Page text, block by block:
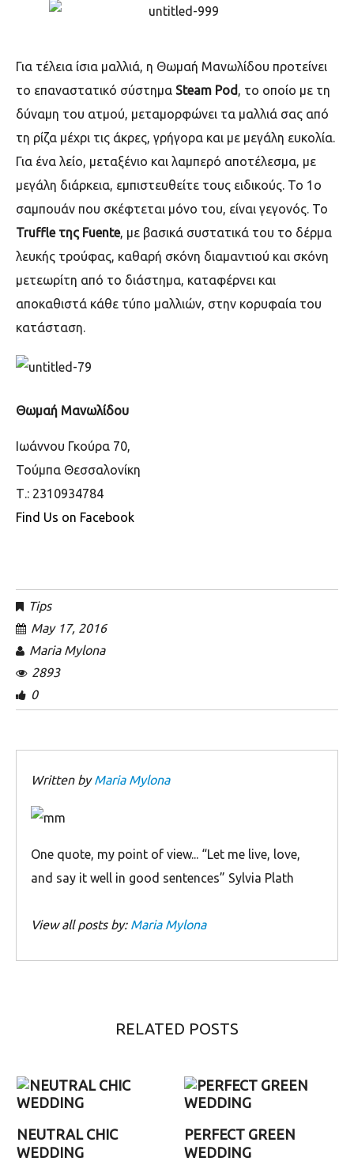
Για τέλεια ίσια μαλλιά, η Θωμαή Μανωλίδου προτείνει
το επαναστατικό σύστημα Steam Pod, το οποίο με τη
δύναμη του ατμού, μεταμορφώνει τα μαλλιά σας από
τη ρίζα μέχρι τις άκρες, γρήγορα και με μεγάλη ευκολία.
Για ένα λείο, μεταξένιο και λαμπερό αποτέλεσμα, με
μεγάλη διάρκεια, εμπιστευθείτε τους ειδικούς. To 1o
σαμπουάν που σκέφτεται μόνο του, είναι γεγονός. Το
Truffle της Fuente, με βασικά συστατικά του το δέρμα
λευκής τρούφας, καθαρή σκόνη διαμαντιού και σκόνη
μετεωρίτη από το διάστημα, καταφέρνει και
αποκαθιστά κάθε τύπο μαλλιών, στην κορυφαία του
κατάσταση.
Θωμαή Μανωλίδου
Ιωάννου Γκούρα 70,
Τούμπα Θεσσαλονίκη
Τ.: 2310934784
Find Us on Facebook
Tips
May 17, 2016
Maria Mylona
2893
0
Written byMaria Mylona
Οne quote, my point of view... “Let me live, love,
and say it well in good sentences” Sylvia Plath
View all posts by: Maria Mylona
RELATED POSTS
NEUTRAL CHIC
WEDDING
PERFECT GREEN
WEDDING